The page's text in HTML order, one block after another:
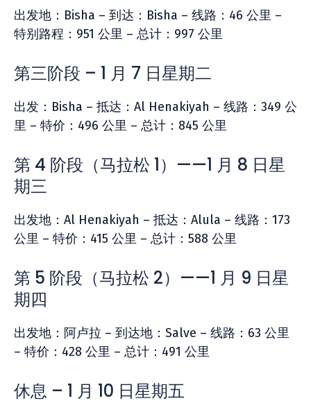
出发地：Bisha – 到达：Bisha – 线路：46 公里 –
特别路程：951 公里 – 总计：997 公里
第三阶段 – 1 月 7 日星期二
出发：Bisha – 抵达：Al Henakiyah – 线路：349 公
里 – 特价：496 公里 – 总计：845 公里
第 4 阶段（马拉松 1）——1 月 8 日星
期三
出发地：Al Henakiyah – 抵达：Alula – 线路：173
公里 – 特价：415 公里 – 总计：588 公里
第 5 阶段（马拉松 2）——1 月 9 日星
期四
出发地：阿卢拉 – 到达地：Salve – 线路：63 公里
– 特价：428 公里 – 总计：491 公里
休息 – 1 月 10 日星期五